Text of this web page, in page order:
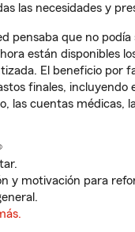
las necesidades y
pensaba que no podía
están disponibles
El beneficio por
finales, incluyendo
las cuentas médicas,
y motivación para